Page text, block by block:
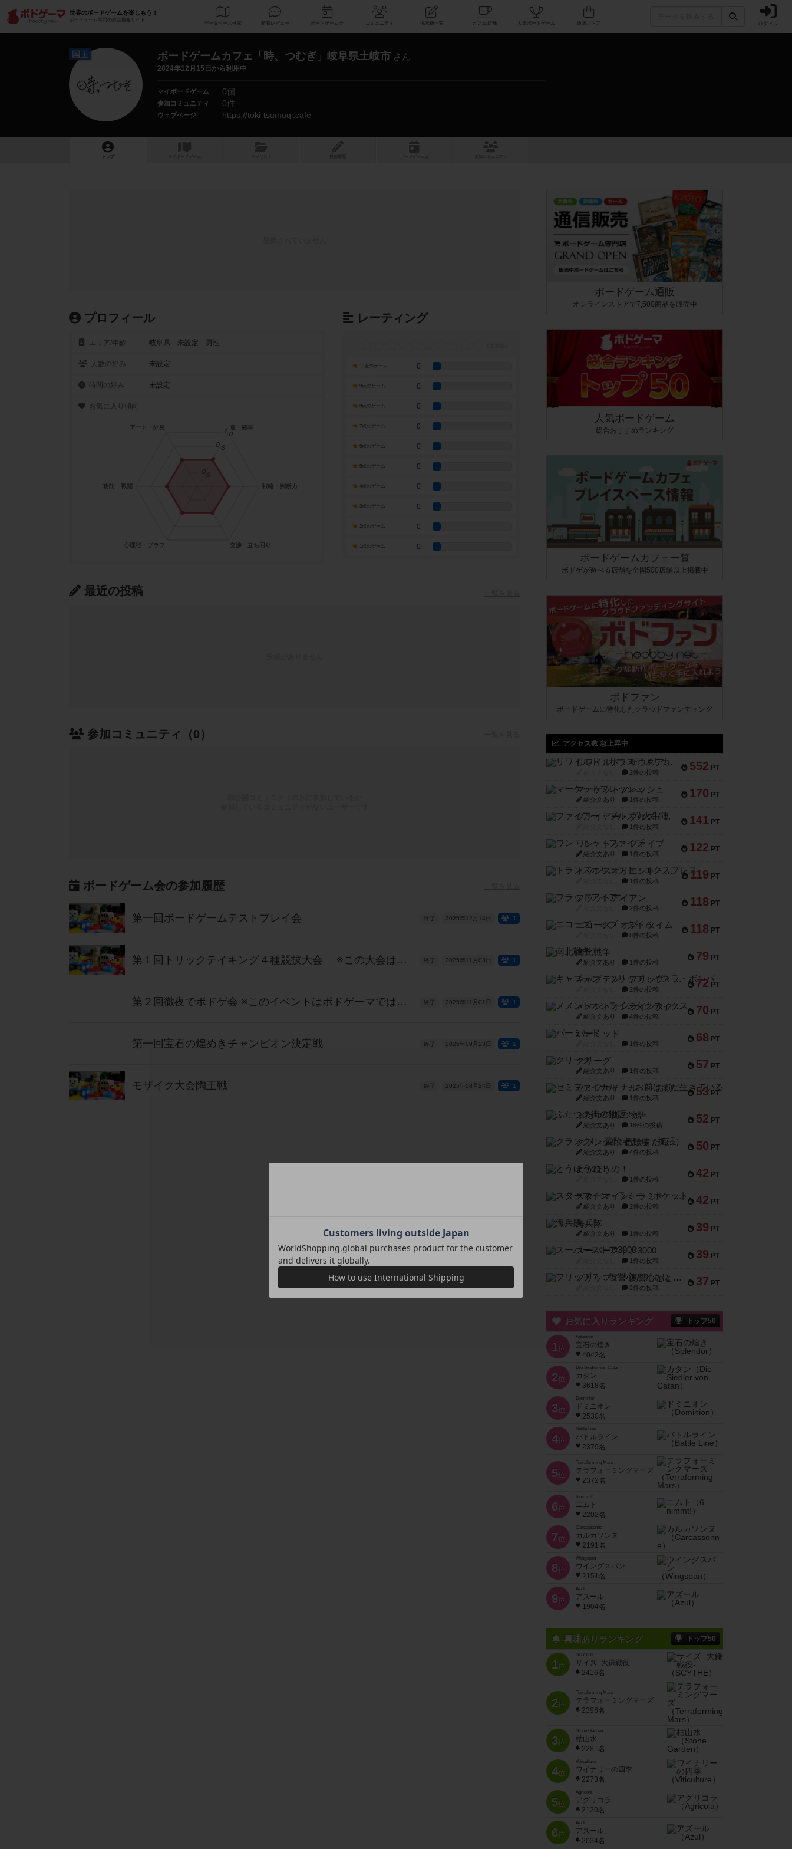
世界のボードゲームを楽しもう！
ボードゲーム専門の総合情報サイト
データベース 検索 新着レビュー ボードゲーム会 コミュニティ 掲示板一覧 カフェ/店舗 人気ボードゲーム ログイン
国王 ボードゲームカフェ「時、つむぎ」岐阜県土岐市 さん
2024年12月15日から利用中
マイボードゲーム 0個
参加コミュニティ 0件
ウェブページ https://toki-tsumugi.cafe
トップ
プロフィール
エリア/年齡 岐阜県 未設定 男性
人数の好み 未設定
時間の好み 未設定
お気に入り傾向
レーティング
10点のゲーム 0
9点のゲーム 0
8点のゲーム 0
7点のゲーム 0
6点のゲーム 0
5点のゲーム 0
4点のゲーム 0
3点のゲーム 0
2点のゲーム 0
1点のゲーム 0
最近の投稿
参加コミュニティ（0）
ボードゲーム会の参加履歴
第一回ボードゲームテストプレイ会 終了 2025年12月14日 1
第１回トリックテイキング４種競技大会 ※この大会はボドゲーマで予約できません 終了 2025年11月03日 1
第２回徹夜でボドゲ会 ※このイベントはボドゲーマでは予約できません。 終了 2025年11月01日 1
第一回宝石の煌めきチャンピオン決定戦 終了 2025年09月23日 1
モザイク大会陶王戦 終了 2025年08月24日 1
ボードゲーム通販
オンラインストアで7,500商品を販売中
人気ボードゲーム
総合おすすめランキング
ボードゲームカフェ一覧
ボドゲが遊べる店舗を全国500店舗以上掲載中
ボドファン
ボードゲームに特化したクラウドファンディング
アクセス数 急上昇中
552 PT
リワイルド：サウスアメリカ
2件の投稿
170 PT
マーケットフレッシュ
紹介文あり 1件の投稿
141 PT
ファイアー・ブルズ / 火牛陣
1件の投稿
122 PT
ワン・トゥ・ファイブ
紹介文あり 1件の投稿
119 PT
トランスオリエント・エクスプレス
1件の投稿
118 PT
フラットアイアン
2件の投稿
118 PT
エコーズ・オブ・タイム
8件の投稿
79 PT
南北戦争
紹介文あり 1件の投稿
72 PT
キャプテン・フリップ：イスラ・ボンバ
2件の投稿
70 PT
メメントオンラインタクティクス
紹介文あり 4件の投稿
68 PT
パーミッド
1件の投稿
57 PT
クリーグ
紹介文あり 1件の投稿
53 PT
セミファイナル ～お前はまだ生きている～
紹介文あり 1件の投稿
52 PT
ふたつの街の物語
紹介文あり 18件の投稿
50 PT
クランク! ：冒険者たち（拡張）
紹介文あり 4件の投稿
42 PT
とうほうの！
1件の投稿
42 PT
スターマイン・ラミー ポケット
紹介文あり 2件の投稿
39 PT
海兵隊
紹介文あり 1件の投稿
39 PT
スーパーストア3000
1件の投稿
37 PT
フリップ７：復讐心とともに
2件の投稿
お気に入りランキング トップ50
1位
Splendor
宝石の煌き
4042名
2位
Die Siedler von Catan
カタン
3618名
3位
Dominion
ドミニオン
2530名
4位
Battle Line
バトルライン
2379名
5位
Terraforming Mars
テラフォーミングマーズ
2372名
6位
6 nimmt!
ニムト
2202名
7位
Carcassonne
カルカソンヌ
2191名
8位
Wingspan
ウイングスパン
2151名
9位
Azul
アズール
1904名
興味ありランキング トップ50
1位
SCYTHE
サイズ -大鎌戦役-
2416名
2位
Terraforming Mars
テラフォーミングマーズ
2396名
3位
Stone Garden
枯山水
2281名
4位
Viticulture
ワイナリーの四季
2273名
5位
Agricola
アグリコラ
2120名
6位
Azul
アズール
2034名